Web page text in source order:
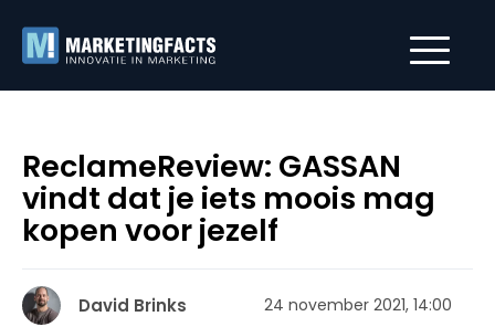
ReclameReview: GASSAN
vindt dat je iets moois mag
kopen voor jezelf
David Brinks 24 november 2021, 14:00